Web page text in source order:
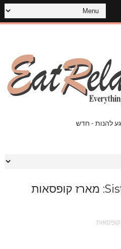
להנות - חדש
Sistema Take Alongs: מארז קופסאות
קופסאות